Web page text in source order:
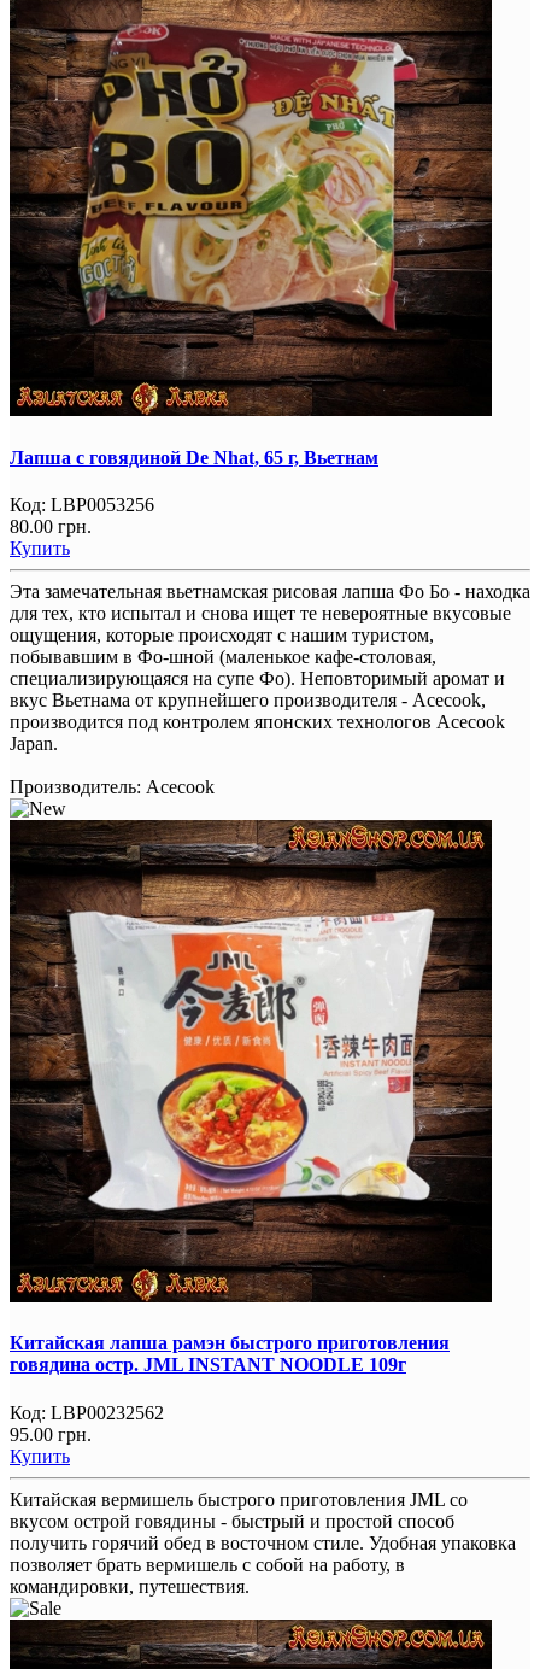
Лапша с говядиной De Nhat, 65 г, Вьетнам
Код: LBP0053256
80.00 грн.
Купить
Эта замечательная вьетнамская рисовая лапша Фо Бо - находка
для тех, кто испытал и снова ищет те невероятные вкусовые
ощущения, которые происходят с нашим туристом,
побывавшим в Фо-шной (маленькое кафе-столовая,
специализирующаяся на супе Фо). Неповторимый аромат и
вкус Вьетнама от крупнейшего производителя - Acecook,
производится под контролем японских технологов Acecook
Japan.
Производитель: Acecook
Китайская лапша рамэн быстрого приготовления
говядина остр. JML INSTANT NOODLE 109г
Код: LBP00232562
95.00 грн.
Купить
Китайская вермишель быстрого приготовления JML со
вкусом острой говядины - быстрый и простой способ
получить горячий обед в восточном стиле. Удобная упаковка
позволяет брать вермишель с собой на работу, в
командировки, путешествия.